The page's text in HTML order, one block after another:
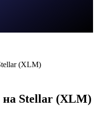
(XLM)
на Stellar (XLM)